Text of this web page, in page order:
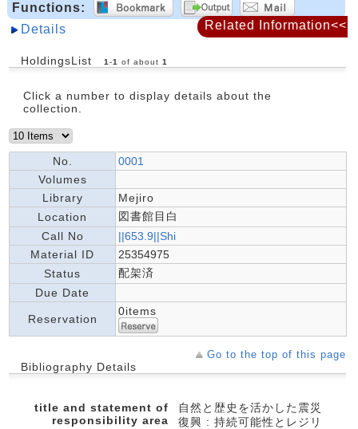
Functions:
Details
HoldingsList 1 -1 of about 1
Click a number to display details about the
collection.
No.
0001
Volumes
Library
Mejiro
Location
図書館目白
Call No
||653.9||Shi
Material ID
25354975
Status
配架済
Due Date
Reservation
0items
Go to the top of this page
Bibliography Details
title and statement of
responsibility area
自然と歴史を活かした震災
復興 : 持続可能性とレジリ
Related Information<<